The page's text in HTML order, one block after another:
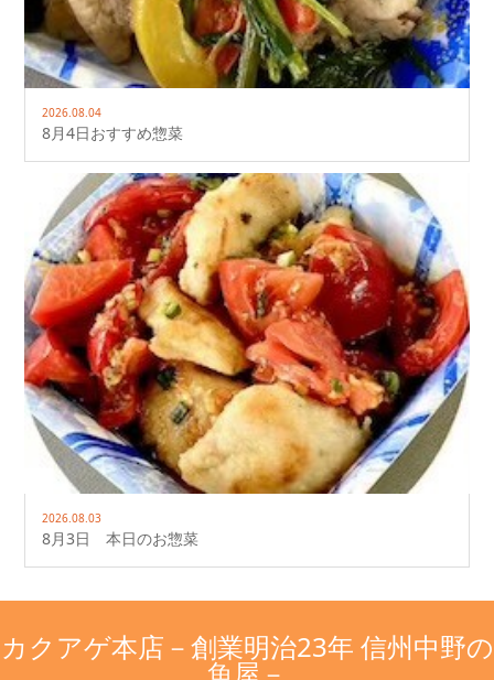
2026.08.04
8月4日おすすめ惣菜
2026.08.03
8月3日 本日のお惣菜
カクアゲ本店－創業明治23年 信州中野の